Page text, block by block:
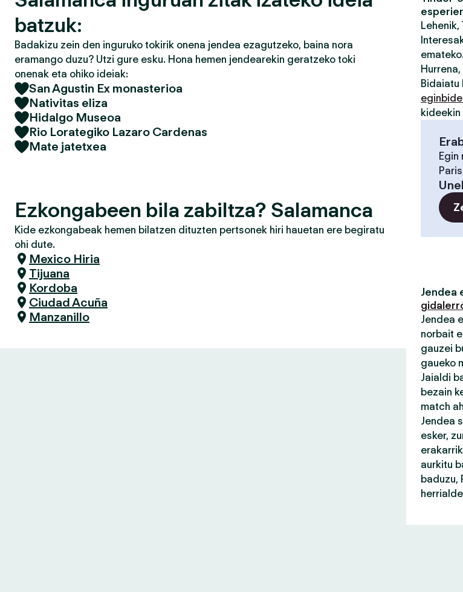
batzuk:
Badakizu zein den inguruko tokirik onena jendea ezagutzeko, baina nora
eramango duzu? Utzi gure esku. Hona hemen jendearekin geratzeko toki
onenak eta ohiko ideiak:
San Agustin Ex monasterioa
Nativitas eliza
Hidalgo Museoa
Rio Lorategiko Lazaro Cardenas
Mate jatetxea
Ezkongabeen bila zabiltza? Salamanca
Kide ezkongabeak hemen bilatzen dituzten pertsonek hiri hauetan ere begiratu
ohi dute.
Mexico Hiria
Tijuana
Kordoba
Ciudad Acuña
Manzanillo
Hurrena,
Bidaiatu
Egin
Jendea
Jendea
norbait
gauzei
gaueko
Jaialdi
bezain
match
Jendea
esker,
aurkitu
baduzu,